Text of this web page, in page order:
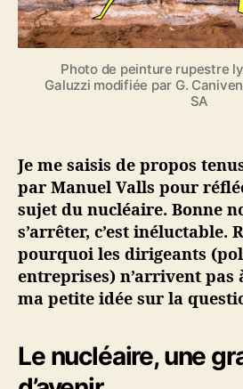
l
e
Photo de peinture rupestre
Galuzzi modifiée par G.
SA
Je me saisis de propos
par Manuel Valls pour
sujet du nucléaire. Bonne
s’arrêter, c’est inéluctable.
pourquoi les dirigeants
entreprises) n’arrivent pas
ma petite idée sur la
Le nucléaire, une